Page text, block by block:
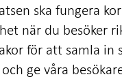
ska fungera
när du besöker
för att samla in
ge våra